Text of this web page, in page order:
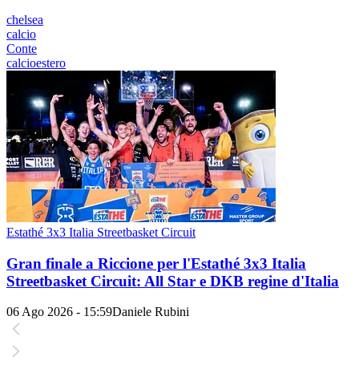
chelsea
calcio
Conte
calcioestero
Estathé 3x3 Italia Streetbasket Circuit
Gran finale a Riccione per l'Estathé 3x3 Italia
Streetbasket Circuit: All Star e DKB regine d'Italia
06 Ago 2026 - 15:59Daniele Rubini